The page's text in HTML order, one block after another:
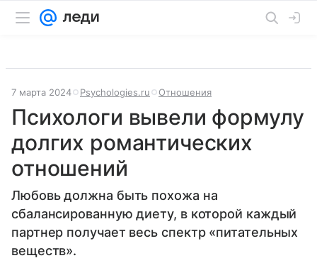
7 марта 2024 Psychologies.ru Отношения
Психологи вывели формулу
долгих романтических
отношений
Любовь должна быть похожа на
сбалансированную диету, в которой каждый
партнер получает весь спектр «питательных
веществ».